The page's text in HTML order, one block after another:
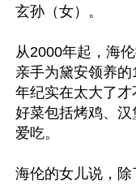
玄孙（女）。
从2000年起，海
亲手为黛安领养
年纪实在太大了
好菜包括烤鸡、
爱吃。
海伦的女儿说，